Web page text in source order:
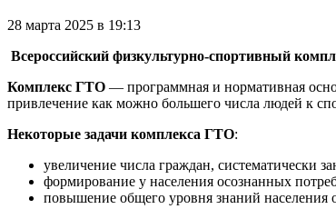
28 марта 2025 в 19:13
Всероссийский физкультурно-спортивный
Комплекс ГТО — программная и нормативная
привлечение как можно большего числа людей к
Некоторые задачи комплекса ГТО:
увеличение числа граждан, систематически
формирование у населения осознанных
повышение общего уровня знаний населения